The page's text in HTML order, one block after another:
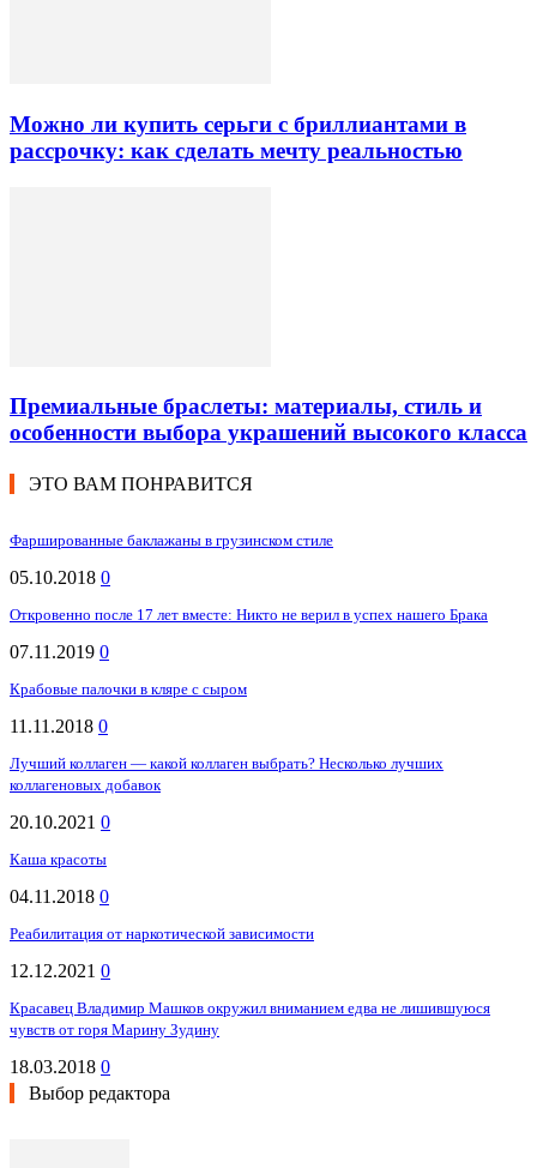
Можно ли купить серьги с бриллиантами в
рассрочку: как сделать мечту реальностью
Премиальные браслеты: материалы, стиль и
особенности выбора украшений высокого класса
ЭТО ВАМ ПОНРАВИТСЯ
Фаршированные баклажаны в грузинском стиле
05.10.2018 0
Откровенно после 17 лет вместе: Никто не верил в успех нашего Брака
07.11.2019 0
Крабовые палочки в кляре с сыром
11.11.2018 0
Лучший коллаген — какой коллаген выбрать? Несколько лучших
коллагеновых добавок
20.10.2021 0
Каша красоты
04.11.2018 0
Реабилитация от наркотической зависимости
12.12.2021 0
Красавец Владимир Машков окружил вниманием едва не лишившуюся
чувств от горя Марину Зудину
18.03.2018 0
Выбор редактора